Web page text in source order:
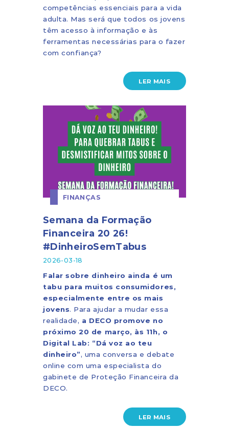
competências essenciais para a vida
adulta. Mas será que todos os jovens
têm acesso à informação e às
ferramentas necessárias para o fazer
com confiança?
LER MAIS
FINANÇAS
Semana da Formação
Financeira 20 26!
#DinheiroSemTabus
2026-03-18
Falar sobre dinheiro ainda é um
tabu para muitos consumidores,
especialmente entre os mais
jovens. Para ajudar a mudar essa
realidade, a DECO promove no
próximo 20 de março, às 11h, o
Digital Lab: “Dá voz ao teu
dinheiro”, uma conversa e debate
online com uma especialista do
gabinete de Proteção Financeira da
DECO.
LER MAIS